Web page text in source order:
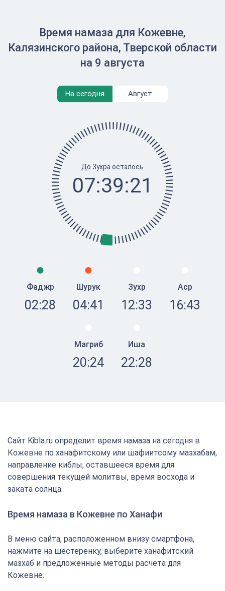
Время намаза для Кожевне,
Калязинского района, Тверской области
на 9 августа
На сегодня Август
До Зухра осталось
07:39:21
Фаджр
02:28
Шурук
04:41
Зухр
12:33
Аср
16:43
Магриб
20:24
Иша
22:28
Сайт Kibla.ru определит время намаза на сегодня в
Кожевне по ханафитскому или шафиитсому мазхабам,
направление киблы, оставшееся время для
совершения текущей молитвы, время восхода и
заката солнца.
Время намаза в Кожевне по Ханафи
В меню сайта, расположенном внизу смартфона,
нажмите на шестеренку, выберите ханафитский
мазхаб и предложенные методы расчета для
Кожевне.